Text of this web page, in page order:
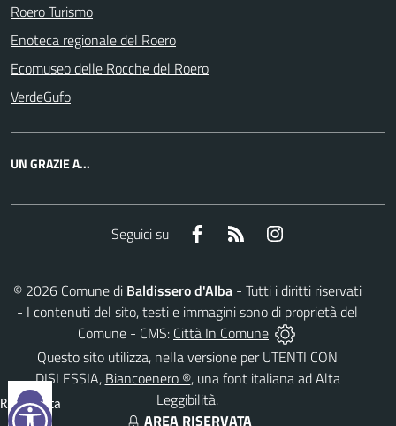
Roero Turismo
Enoteca regionale del Roero
Ecomuseo delle Rocche del Roero
VerdeGufo
UN GRAZIE A...
Seguici su Facebook RSS
© 2026 Comune di Baldissero d'Alba - Tutti i diritti riservati
- I contenuti del sito, testi e immagini sono di proprietà del
Comune - CMS: Città In Comune
Questo sito utilizza, nella versione per UTENTI CON
DISLESSIA, Biancoenero ®, una font italiana ad Alta
Leggibilità.
AREA RISERVATA
Reimposta
tutto